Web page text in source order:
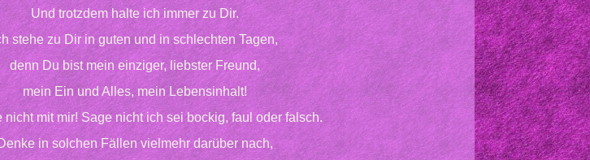
Und trotzdem halte ich immer zu Dir.
stehe zu Dir in guten und in schlechten Tagen,
denn Du bist mein einziger, liebster Freund,
mein Ein und Alles, mein Lebensinhalt!
nicht mit mir! Sage nicht ich sei bockig, faul oder falsch.
in solchen Fällen vielmehr darüber nach,